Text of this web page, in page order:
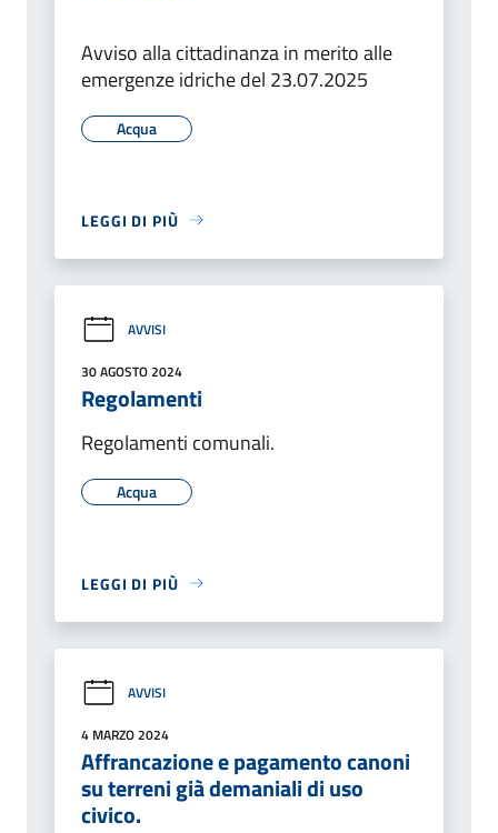
Avviso alla cittadinanza in merito alle
emergenze idriche del 23.07.2025
Acqua
LEGGI DI PIÙ
AVVISI
30 AGOSTO 2024
Regolamenti
Regolamenti comunali.
Acqua
LEGGI DI PIÙ
AVVISI
4 MARZO 2024
Affrancazione e pagamento canoni
su terreni già demaniali di uso
civico.